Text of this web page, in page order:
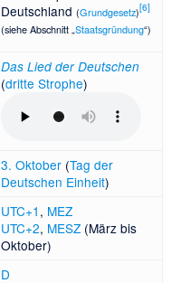
Deutschland(Grundgesetz)[6]
(siehe Abschnitt „Staatsgründung“)
Das Lied der Deutschen
(dritte Strophe)
3. Oktober (Tag der
Deutschen Einheit)
UTC+1 , MEZ
UTC+2, MESZ (März bis
Oktober)
D